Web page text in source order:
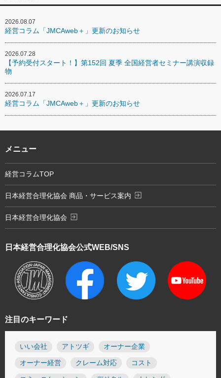
2026.08.07
経営コラム「JMCAweb＋」更新のお知らせ
2026.07.28
【予約受付スタート！】第152回 夏季 全国経営者セミナー講演収録
物
2026.07.17
経営コラム「JMCAweb＋」更新のお知らせ
注目のキーワード
いい会社 アトツギ オーナー企業
オーナー経営 クレーム対応 コスト
日本経営合理化協会公式WEB/SNS
メニュー
経営コラムTOP
日本経営合理化協会 商品・サービス案内 exit_to_app
日本経営合理化協会 exit_to_app